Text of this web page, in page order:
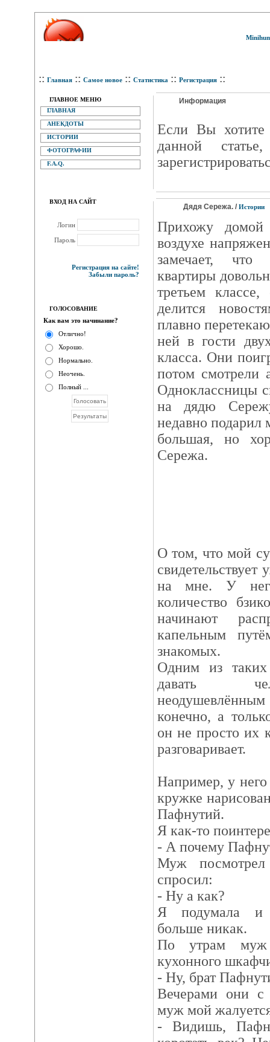
:: Главная :: Самое новое :: Статистика :: Регистрация ::
ГЛАВНОЕ МЕНЮ
ГЛАВНАЯ
АНЕКДОТЫ
ИСТОРИИ
ФОТОГРАФИИ
F.A.Q.
ВХОД НА САЙТ
Логин
Пароль
Регистрация на сайте!
Забыли пароль?
ГОЛОСОВАНИЕ
Как вам это начинание?
Отлично!
Хорошо.
Нормально.
Неочень.
Полный ...
Информация
Eсли Вы хотите
данной
Дядя Сережа. / Истории
Прихожу
воздухе
замечает,
квартиры
третьем
делится
плавно
ней в гости
класса. Они
потом смотрели
Одноклассницы
на дядю
недавно подарил
большая, но
Сережа.
О том, что мой
на мне. У него
количество
начинают
капельным
знакомых.
Одним из таких
давать
конечно, а
он не просто их
разговаривает.
Например, у
кружке
Пафнутий.
Я как-то
- А почему
Муж
спросил:
- Ну а как?
Я подумала и
больше никак.
По утрам муж
кухонного
- Ну, брат
Вечерами они
муж мой
- Видишь,